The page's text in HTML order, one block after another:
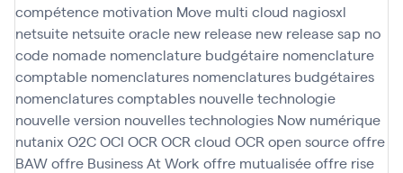
compétence motivation Move multi cloud nagiosxl
netsuite netsuite oracle new release new release sap no
code nomade nomenclature budgétaire nomenclature
comptable nomenclatures nomenclatures budgétaires
nomenclatures comptables nouvelle technologie
nouvelle version nouvelles technologies Now numérique
nutanix O2COCI OCR OCR cloud OCR open sourceoffre
BAWoffre Business At Work offre mutualiséeoffre rise